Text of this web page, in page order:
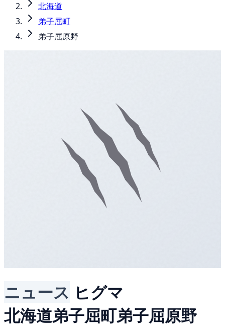
北海道
弟子屈町
弟子屈原野
ニュース ヒグマ
北海道弟子屈町弟子屈原野